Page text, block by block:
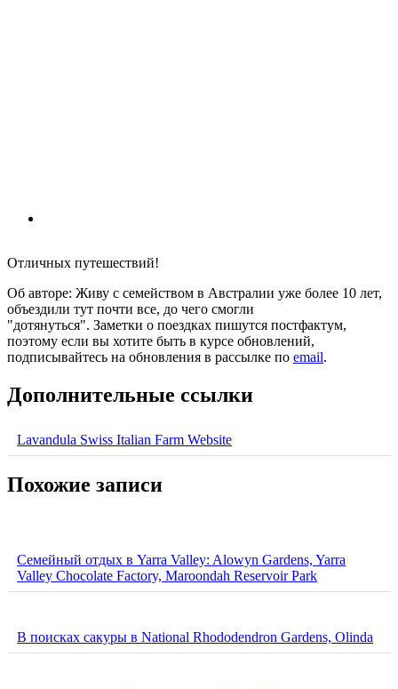
Отличных путешествий!
Об авторе: Живу с семейством в Австралии уже более 10 лет,
объездили тут почти все, до чего смогли
"дотянуться". Заметки о поездках пишутся постфактум,
поэтому если вы хотите быть в курсе обновлений,
подписывайтесь на обновления в рассылке по email.
Дополнительные ссылки
Lavandula Swiss Italian Farm Website
Похожие записи
Семейный отдых в Yarra Valley: Alowyn Gardens, Yarra
Valley Chocolate Factory, Maroondah Reservoir Park
В поисках сакуры в National Rhododendron Gardens, Olinda